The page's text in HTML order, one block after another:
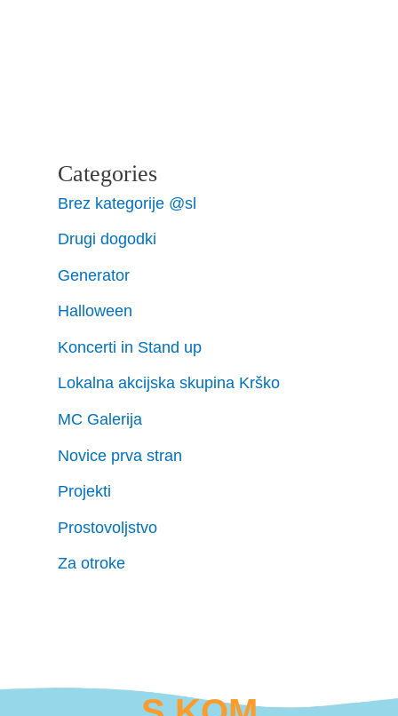
Categories
Brez kategorije @sl
Drugi dogodki
Generator
Halloween
Koncerti in Stand up
Lokalna akcijska skupina Krško
MC Galerija
Novice prva stran
Projekti
Prostovoljstvo
Za otroke